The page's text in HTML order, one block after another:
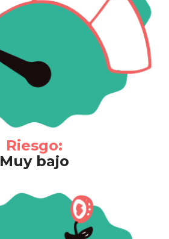
Riesgo:
Muy bajo